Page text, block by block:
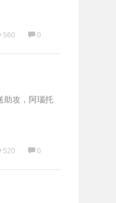
560 0
助攻，阿瑙托
520 0